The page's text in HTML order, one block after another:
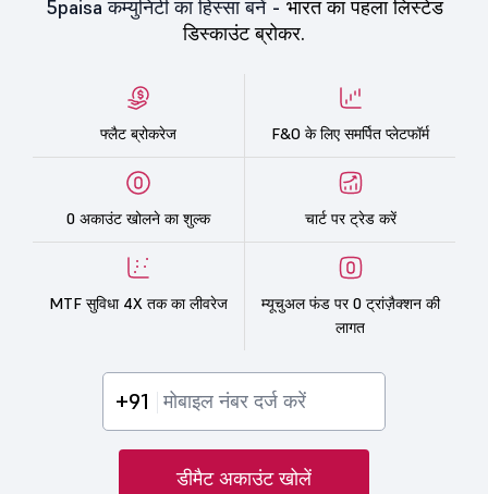
5paisa कम्युनिटी का हिस्सा बनें - भारत का पहला लिस्टेड
डिस्काउंट ब्रोकर.
फ्लैट ब्रोकरेज F&O के लिए समर्पित प्लेटफॉर्म
0 अकाउंट खोलने का शुल्क चार्ट पर ट्रेड करें
MTF सुविधा 4X तक का लीवरेज
म्यूचुअल फंड पर 0 ट्रांज़ैक्शन की
लागत
+91
डीमैट अकाउंट खोलें